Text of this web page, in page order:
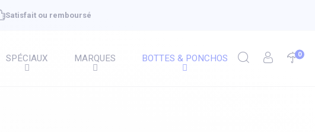
Satisfait ou remboursé
0
SPÉCIAUX MARQUES BOTTES & PONCHOS